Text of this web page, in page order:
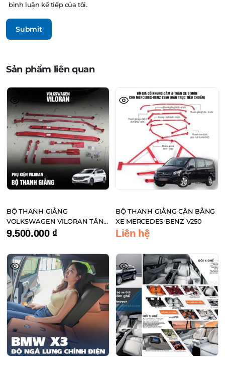
bình luận kế tiếp của tôi.
Sản phẩm liên quan
BỘ THANH GIẰNG
VOLKSWAGEN VILORAN TĂNG
CƯỜNG CÂN BẰNG XE
9.500.000 ₫
BỘ THANH GIẰNG CÂN BẰNG
XE MERCEDES BENZ V250
Liên hệ